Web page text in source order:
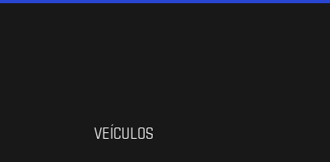
VEÍCULOS